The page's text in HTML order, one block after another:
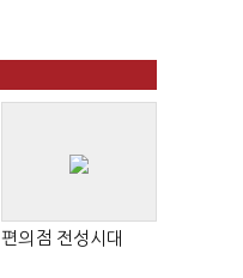
편의점 전성시대